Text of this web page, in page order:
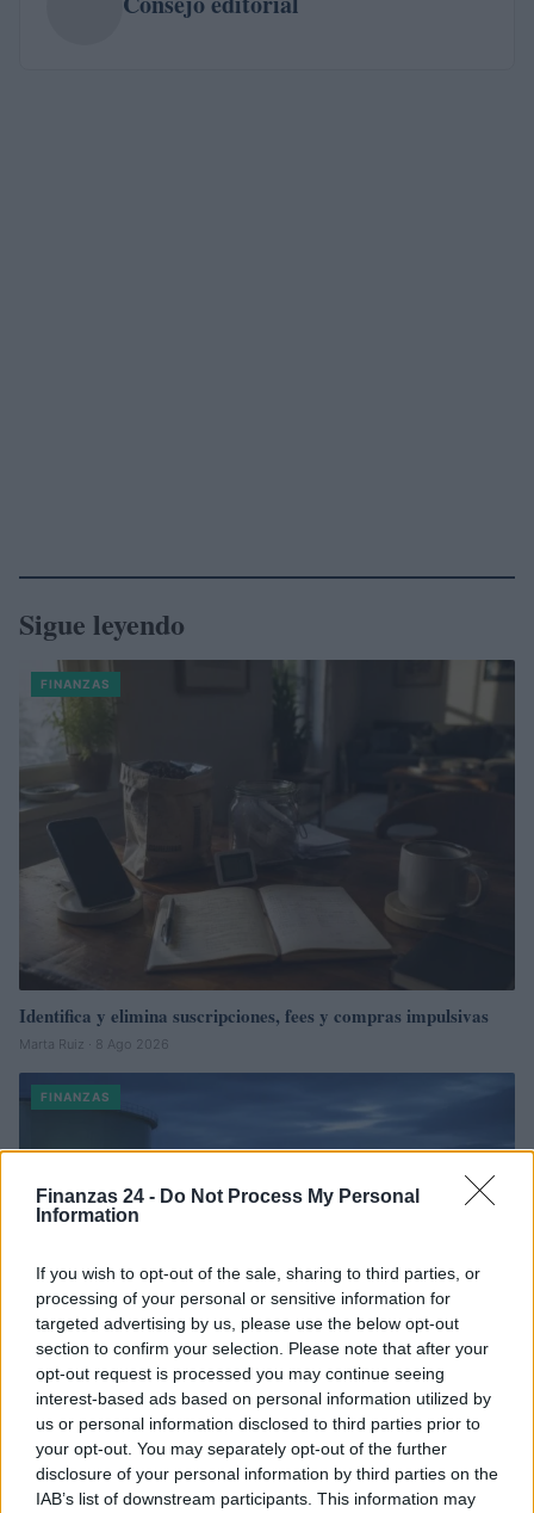
Finanzas 24 - Do Not Process My Personal
Information
If you wish to opt-out of the sale, sharing to third parties, or
processing of your personal or sensitive information for
targeted advertising by us, please use the below opt-out
section to confirm your selection. Please note that after your
opt-out request is processed you may continue seeing
interest-based ads based on personal information utilized by
us or personal information disclosed to third parties prior to
your opt-out. You may separately opt-out of the further
disclosure of your personal information by third parties on the
IAB’s list of downstream participants. This information may
Sigue leyendo
FINANZAS
Identifica y elimina suscripciones, fees y compras impulsivas
Marta Ruiz · 8 Ago 2026
FINANZAS
Cómo la crisis de refino está afectando los precios de la
gasolina y el diésel
Lucía Herrera · 7 Ago 2026